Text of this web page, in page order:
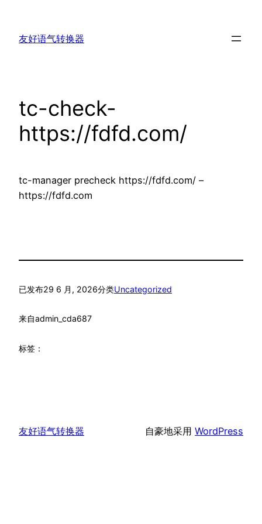
友好语气转换器
tc-check-
https://fdfd.com/
tc-manager precheck https://fdfd.com/ –
https://fdfd.com
已发布29 6 月, 2026分类Uncategorized
来自admin_cda687
标签：
友好语气转换器 自豪地采用 WordPress